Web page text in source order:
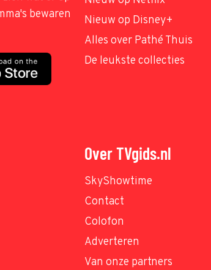
bewaren
Nieuw op Disney+
Alles over Pathé Thuis
De leukste collecties
Over TVgids.nl
SkyShowtime
Contact
Colofon
Adverteren
Van onze partners